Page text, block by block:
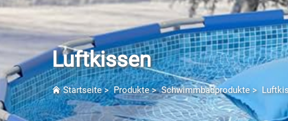
Luftkissen
Startseite>Produkte>Schwimmbadprodukte>